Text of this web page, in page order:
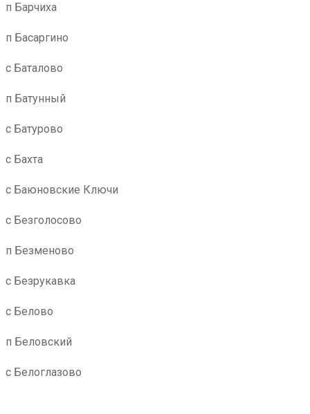
п Барчиха
п Басаргино
с Баталово
п Батунный
с Батурово
с Бахта
с Баюновские Ключи
с Безголосово
п Безменово
с Безрукавка
с Белово
п Беловский
с Белоглазово